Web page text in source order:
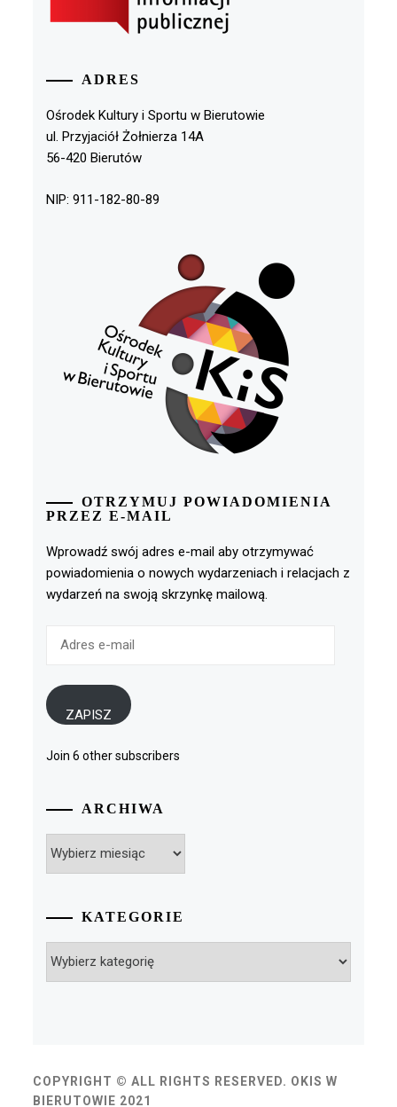
ADRES
Ośrodek Kultury i Sportu w Bierutowie
ul. Przyjaciół Żołnierza 14A
56-420 Bierutów
NIP: 911-182-80-89
OTRZYMUJ POWIADOMIENIA
PRZEZ E-MAIL
Wprowadź swój adres e-mail aby otrzymywać
powiadomienia o nowych wydarzeniach i relacjach z
wydarzeń na swoją skrzynkę mailową.
ZAPISZ
Join 6 other subscribers
ARCHIWA
KATEGORIE
COPYRIGHT © ALL RIGHTS RESERVED. OKIS W
BIERUTOWIE 2021